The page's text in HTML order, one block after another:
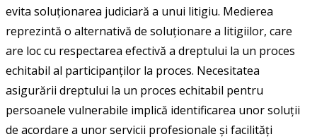
evita soluţionarea judiciară a unui litigiu. Medierea
reprezintă o alternativă de soluţionare a litigiilor, care
are loc cu respectarea efectivă a dreptului la un proces
echitabil al participanţilor la proces. Necesitatea
asigurării dreptului la un proces echitabil pentru
persoanele vulnerabile implică identificarea unor soluții
de acordare a unor servicii profesionale și facilități